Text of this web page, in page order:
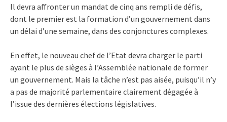
Il devra affronter un mandat de cinq ans rempli de défis,
dont le premier est la formation d’un gouvernement dans
un délai d’une semaine, dans des conjonctures complexes.
En effet, le nouveau chef de l’Etat devra charger le parti
ayant le plus de sièges à l’Assemblée nationale de former
un gouvernement. Mais la tâche n’est pas aisée, puisqu’il n’y
a pas de majorité parlementaire clairement dégagée à
l’issue des dernières élections législatives.